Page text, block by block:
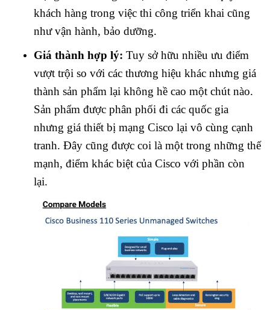
khách hàng trong việc thi công triển khai cũng
như vận hành, bảo dưỡng.
Giá thành hợp lý: Tuy sở hữu nhiều ưu điểm
vượt trội so với các thương hiệu khác nhưng giá
thành sản phẩm lại không hề cao một chút nào.
Sản phẩm được phân phối đi các quốc gia
nhưng giá thiết bị mạng Cisco lại vô cùng cạnh
tranh. Đây cũng được coi là một trong những thế
mạnh, điểm khác biệt của Cisco với phần còn
lại.